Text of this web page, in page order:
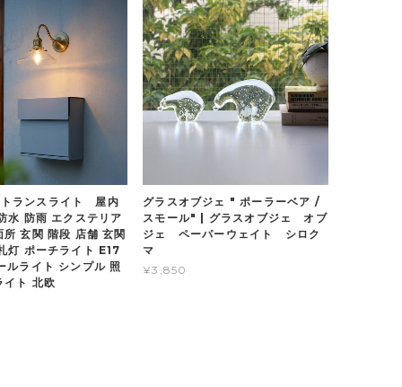
トランスライト 屋内
水 防雨 エクステリア
所 玄関 階段 店舗 玄関
灯 ポーチライト E17
ルライト シンプル 照
イト 北欧
グラスオブジェ " ポーラーベア /
スモール" | グラスオブジェ オブ
ジェ ペーパーウェイト シロク
マ
¥3,850